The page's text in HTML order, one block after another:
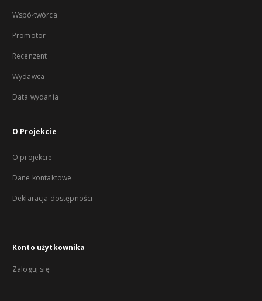
Współtwórca
Promotor
Recenzent
Wydawca
Data wydania
O Projekcie
O projekcie
Dane kontaktowe
Deklaracja dostępności
Konto użytkownika
Zaloguj się